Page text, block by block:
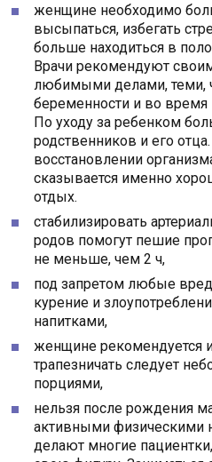
женщине необходимо
высыпаться, избегать
больше находиться в
Врачи рекомендуют
любимыми делами, теми,
беременности и во
По уходу за ребенком
родственников и его
восстановлении
сказывается именно
отдых.
стабилизировать
родов помогут пешие
не меньше, чем 2 ч,
под запретом любые
курение и
напитками,
женщине рекомендуется
трапезничать следует
порциями,
нельзя после рождения
активными физическими
делают многие